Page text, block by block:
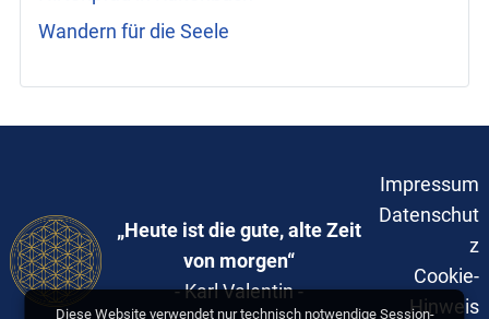
Wandern für die Seele
„Heute ist die gute, alte Zeit
von morgen“
- Karl Valentin -
Impressum
Datenschut
z
Cookie-
Hinweis
Diese Website verwendet nur technisch notwendige Session-